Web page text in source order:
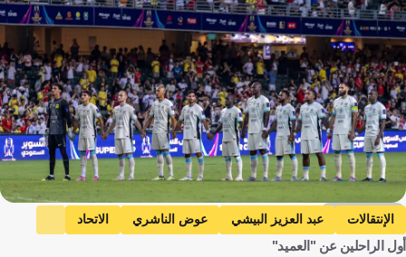
Getty Images
الإنتقالات عبد العزيز البيشي عوض الناشري
الاتحاد
المملكة العربية السعودية
أول الراحلين عن "العميد"